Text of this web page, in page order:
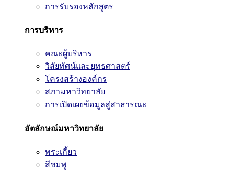
การรับรองหลักสูตร
การบริหาร
คณะผู้บริหาร
วิสัยทัศน์และยุทธศาสตร์
โครงสร้างองค์กร
สภามหาวิทยาลัย
การเปิดเผยข้อมูลสู่สาธารณะ
อัตลักษณ์มหาวิทยาลัย
พระเกี้ยว
สีชมพู